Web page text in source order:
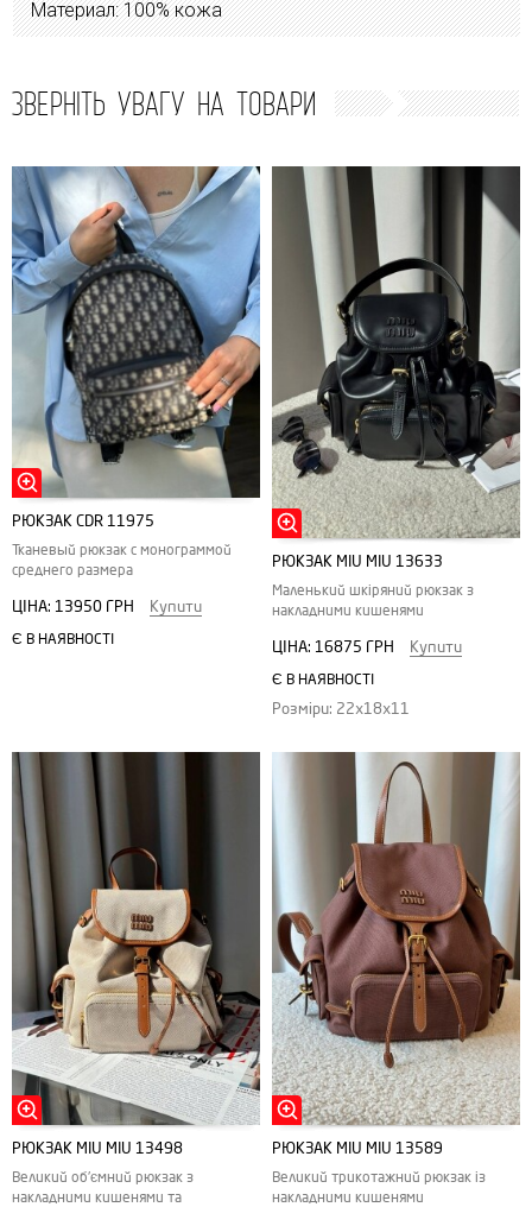
Материал: 100% кожа
ЗВЕРНІТЬ УВАГУ НА ТОВАРИ
РЮКЗАК CDR 11975
Тканевый рюкзак с монограммой
среднего размера
ЦІНА: 13950 ГРН Купити
Є В НАЯВНОСТІ
РЮКЗАК MIU MIU 13633
Маленький шкіряний рюкзак з
накладними кишенями
ЦІНА: 16875 ГРН Купити
Є В НАЯВНОСТІ
Розміри: 22х18х11
РЮКЗАК MIU MIU 13498
Великий об'ємний рюкзак з
накладними кишенями та
РЮКЗАК MIU MIU 13589
Великий трикотажний рюкзак із
накладними кишенями